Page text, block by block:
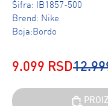
Šifra: IB1857-500
Brend: Nike
Boja:Bordo
9.099 RSD